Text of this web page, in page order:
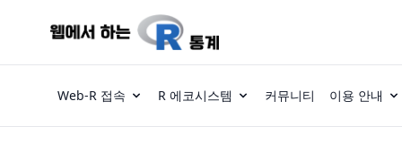
Web-R 접속 R 에코시스템 커뮤니티 이용 안내